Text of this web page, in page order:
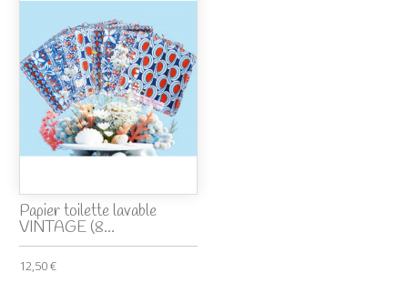
Papier toilette lavable
VINTAGE (8...
12,50 €